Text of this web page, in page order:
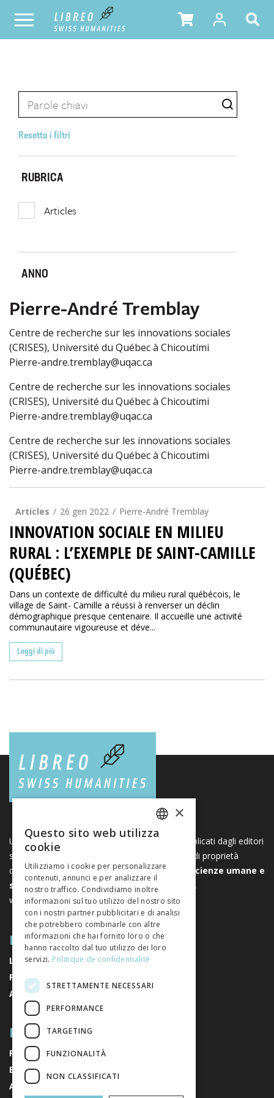
Resetta i filtri
RUBRICA
Articles
ANNO
Pierre-André Tremblay
Centre de recherche sur les innovations sociales
(CRISES), Université du Québec à Chicoutimi
Pierre-andre.tremblay@uqac.ca
Centre de recherche sur les innovations sociales
(CRISES), Université du Québec à Chicoutimi
Pierre-andre.tremblay@uqac.ca
Centre de recherche sur les innovations sociales
(CRISES), Université du Québec à Chicoutimi
Pierre-andre.tremblay@uqac.ca
Articles 26 gen 2022 Pierre-André Tremblay
INNOVATION SOCIALE EN MILIEU
RURAL : L’EXEMPLE DE SAINT-CAMILLE
(QUÉBEC)
Dans un contexte de difficulté du milieu rural québécois, le
village de Saint- Camille a réussi à renverser un déclin
démographique presque centenaire. Il accueille une activité
communautaire vigoureuse et déve...
Leggi di più
Una piattaforma unica per i libri e le riviste pubblicati dagli editori
svizzeri di scienze umane e sociali. Libreo.ch è di proprietà
dell’
Associazione svizzera degli editori di scienze umane e
sociali. È un’associazione senza scopo di lucro.
www.editeurssuisses.ch
MAPPA DEL SITO
LIBRI
RIVISTE
AUTORI
RIGUARDO A NOI
RIGUARDO A NOI
EDITORI
AVVISI LEGALI
FRENCH
×
Questo sito web utilizza
cookie
Utilizziamo i cookie per personalizzare
contenuti, annunci e per analizzare il
nostro traffico. Condividiamo inoltre
informazioni sul tuo utilizzo del nostro sito
con i nostri partner pubblicitari e di analisi
che potrebbero combinarle con altre
informazioni che hai fornito loro o che
hanno raccolto dal tuo utilizzo dei loro
servizi. Politique de confidentialité
STRETTAMENTE NECESSARI
PERFORMANCE
TARGETING
FUNZIONALITÀ
NON CLASSIFICATI